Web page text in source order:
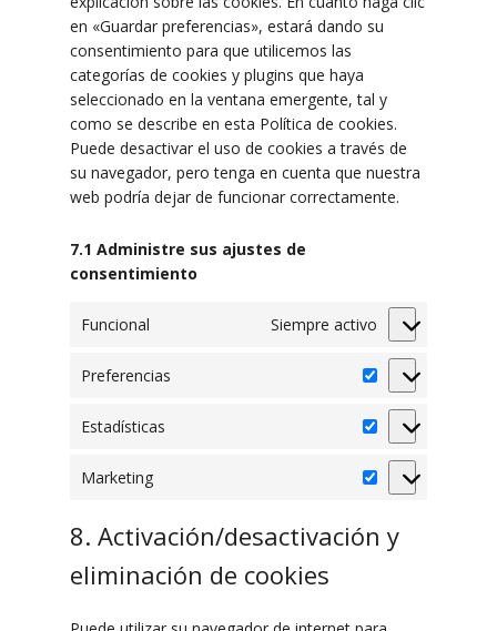
en «Guardar preferencias», estará dando su
consentimiento para que utilicemos las
categorías de cookies y plugins que haya
seleccionado en la ventana emergente, tal y
como se describe en esta Política de cookies.
Puede desactivar el uso de cookies a través de
su navegador, pero tenga en cuenta que nuestra
web podría dejar de funcionar correctamente.
7.1 Administre sus ajustes de
consentimiento
Funcional Siempre activo
Preferencias
Preferencias
Estadísticas
Estadísticas
Marketing
Marketing
8. Activación/desactivación y
eliminación de cookies